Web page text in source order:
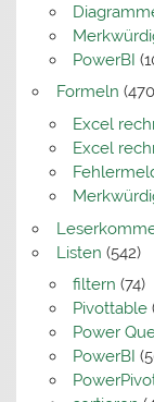
PowerBI
Formeln
Excel
Excel
Listen (542)
filtern (74)
Pivottable
Power
PowerBI